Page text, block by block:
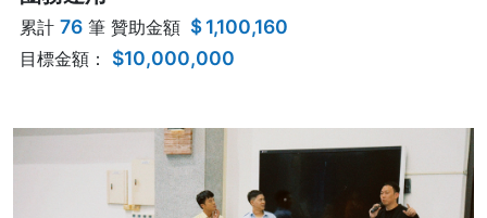
累計 76 筆 贊助金額 ＄1,100,160
目標金額： $10,000,000